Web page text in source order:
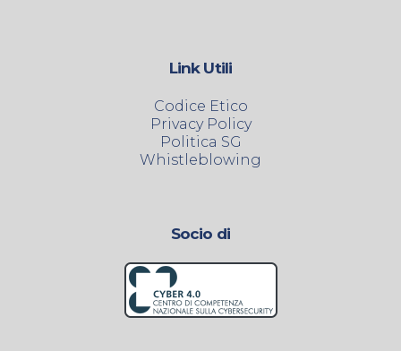
Link Utili
Codice Etico
Privacy Policy
Politica SG
Whistleblowing
Socio di